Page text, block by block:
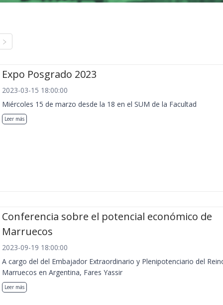
Expo Posgrado 2023
2023-03-15 18:00:00
Miércoles 15 de marzo desde la 18 en el SUM de la Facultad
Leer más
Conferencia sobre el potencial económico de
Marruecos
2023-09-19 18:00:00
A cargo del del Embajador Extraordinario y Plenipotenciario del
Marruecos en Argentina, Fares Yassir
Leer más